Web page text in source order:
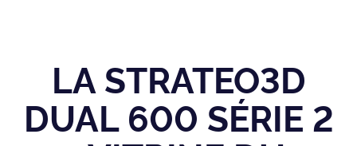
LA STRATEO3D
DUAL 600 SÉRIE 2